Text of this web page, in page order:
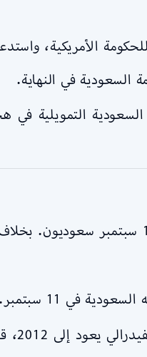
الداخلية السرية للحكومة
السعودية في النهاية.
مصدر الاتهام الأول أن 15 من إرهابيي القاعدة الـ
في 11 سبتمبر.
لكن